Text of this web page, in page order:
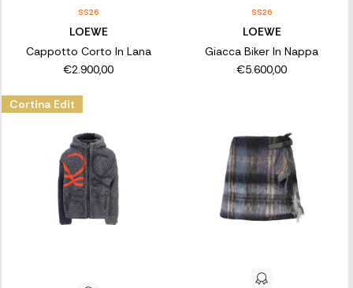
SS26
LOEWE
Cappotto Corto In Lana
€2.900,00
SS26
LOEWE
Giacca Biker In Nappa
€5.600,00
Cortina Edit